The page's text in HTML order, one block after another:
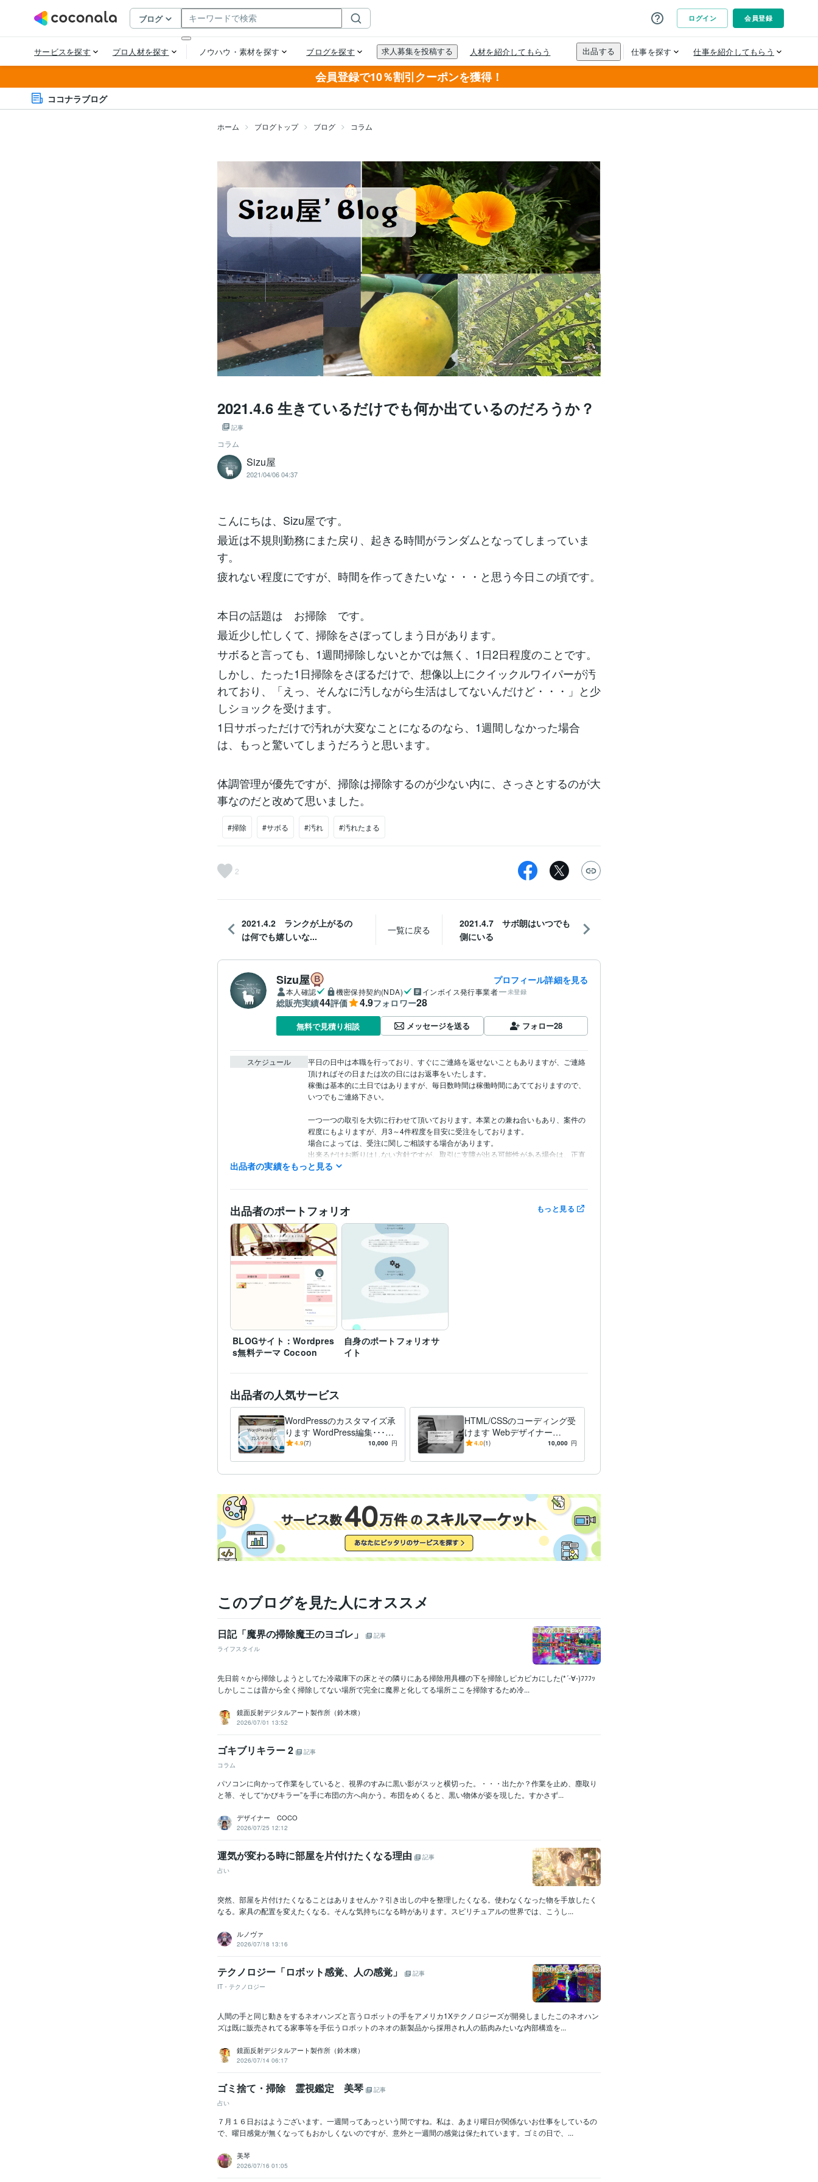
会員登録で10％割引クーポンを獲得！
ココナラブログ
ホーム ブログトップ ブログ コラム
2021.4.6 生きているだけでも何か出ているのだろうか？
記事
コラム
Sizu屋
2021/04/06 04:37
こんにちは、Sizu屋です。
最近は不規則勤務にまた戻り、起きる時間がランダムとなってしまっていま
す。
疲れない程度にですが、時間を作ってきたいな・・・と思う今日この頃です。
本日の話題は お掃除 です。
最近少し忙しくて、掃除をさぼってしまう日があります。
サボると言っても、1週間掃除しないとかでは無く、1日2日程度のことです。
しかし、たった1日掃除をさぼるだけで、想像以上にクイックルワイパーが汚
れており、「えっ、そんなに汚しながら生活はしてないんだけど・・・」と少
しショックを受けます。
1日サボっただけで汚れが大変なことになるのなら、1週間しなかった場合
は、もっと驚いてしまうだろうと思います。
体調管理が優先ですが、掃除は掃除するのが少ない内に、さっさとするのが大
事なのだと改めて思いました。
#掃除 #サボる #汚れ #汚れたまる
2
2021.4.2 ランクが上がるの
は何でも嬉しいな...
一覧に戻る
2021.4.7 サボ朗はいつでも
側にいる
Sizu屋 プロフィール詳細を見る
本人確認 機密保持契約(NDA) インボイス発行事業者 未登録
総販売実績44評価 4.9フォロワー28
無料で見積り相談 メッセージを送る フォロー28
スケジュール
平日の日中は本職を行っており、すぐにご連絡を返せないこともありますが、ご連絡
頂ければその日または次の日にはお返事をいたします。
稼働は基本的に土日ではありますが、毎日数時間は稼働時間にあてておりますので、
いつでもご連絡下さい。
一つ一つの取引を大切に行わせて頂いております。本業との兼ね合いもあり、案件の
程度にもよりますが、月3～4件程度を目安に受注をしております。
場合によっては、受注に関しご相談する場合があります。
出来るだけお断りはしない方針ですが、取引に支障が出る可能性がある場合は、正直
にご返答させて頂きます。
Web制作・HP作成・EC構築
WordPress
出品者の実績をもっと見る
出品者のポートフォリオ もっと見る
BLOGサイト：Wordpres
s無料テーマ Cocoon
自身のポートフォリオサ
イト
出品者の人気サービス
WordPressのカスタマイズ承
ります WordPress編集･･･困
っている方、任せてみません
4.9(7) 10,000 円
HTML/CSSのコーディング受
けます Webデザイナー
様！！面倒なコーディングを
4.0(1) 10,000 円
このブログを見た人にオススメ
日記「魔界の掃除魔王のヨゴレ」
記事
ライフスタイル
先日前々から掃除しようとしてた冷蔵庫下の床とその隣りにある掃除用具棚の下を掃除しピカピカにした(*´-∀-)ﾌﾌﾌｯ
しかしここは昔から全く掃除してない場所で完全に魔界と化してる場所ここを掃除するため冷...
鏡面反射デジタルアート製作所（鈴木穣）
2026/07/01 13:52
ゴキブリキラー 2
記事
コラム
パソコンに向かって作業をしていると、視界のすみに黒い影がスッと横切った。・・・出たか？作業を止め、塵取り
と箒、そして“かびキラー”を手に布団の方へ向かう。布団をめくると、黒い物体が姿を現した。すかさず...
デザイナー COCO
2026/07/25 12:12
運気が変わる時に部屋を片付けたくなる理由
記事
占い
突然、部屋を片付けたくなることはありませんか？引き出しの中を整理したくなる。使わなくなった物を手放したく
なる。家具の配置を変えたくなる。そんな気持ちになる時があります。スピリチュアルの世界では、こうし...
ルノヴァ
2026/07/18 13:16
テクノロジー「ロボット感覚、人の感覚」
記事
IT・テクノロジー
人間の手と同じ動きをするネオハンズと言うロボットの手をアメリカ1Xテクノロジーズが開発しましたこのネオハン
ズは既に販売されてる家事等を手伝うロボットのネオの新製品から採用され人の筋肉みたいな内部構造を...
鏡面反射デジタルアート製作所（鈴木穣）
2026/07/14 06:17
ゴミ捨て・掃除 霊視鑑定 美琴
記事
占い
７月１６日おはようございます。一週間ってあっという間ですね。私は、あまり曜日が関係ないお仕事をしているの
で、曜日感覚が無くなってもおかしくないのですが、意外と一週間の感覚は保たれています。ゴミの日で、...
美琴
2026/07/16 01:05